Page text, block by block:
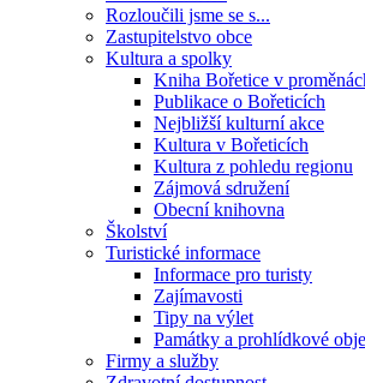
Rozloučili jsme se s...
Zastupitelstvo obce
Kultura a spolky
Kniha Bořetice v
Publikace o Bořeticích
Nejbližší kulturní akce
Kultura v Bořeticích
Kultura z pohledu regionu
Zájmová sdružení
Obecní knihovna
Školství
Turistické informace
Informace pro turisty
Zajímavosti
Tipy na výlet
Památky a prohlídkové
Firmy a služby